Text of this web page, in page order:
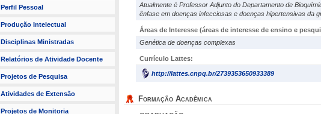
Perfil Pessoal
Produção Intelectual
Disciplinas Ministradas
Relatórios de Atividade Docente
Projetos de Pesquisa
Atividades de Extensão
Projetos de Monitoria
Atualmente é Professor Adjunto do Departamento de
ênfase em doenças infecciosas e doenças hipertensivas da
Áreas de Interesse (áreas de interesse de ensino e
Genética de doenças complexas
Currículo Lattes:
http://lattes.cnpq.br/2739353650933389
Formação Acadêmica